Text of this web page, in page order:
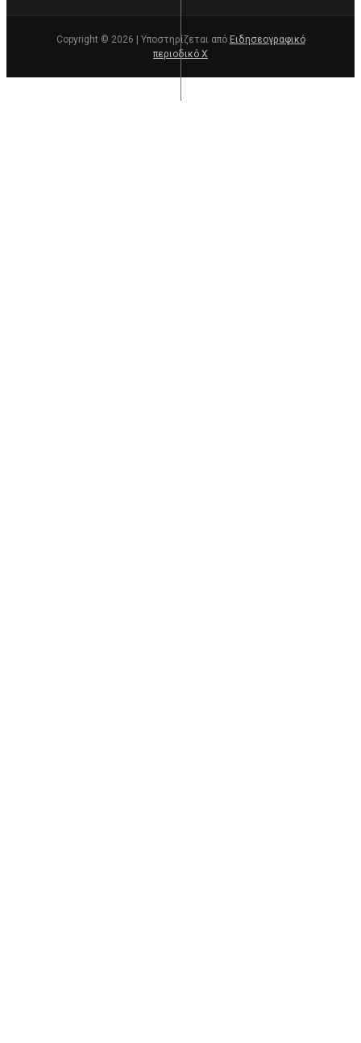
Copyright © 2026 | Υποστηρίζεται από Ειδησεογραφικό
περιοδικό Χ